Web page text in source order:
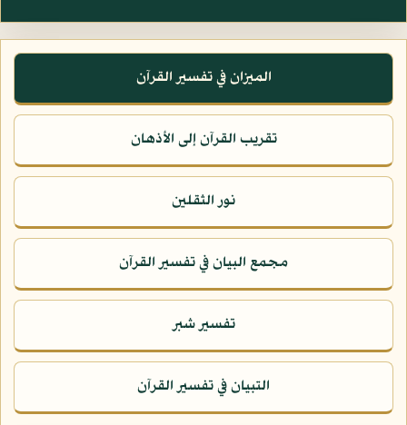
الميزان في تفسير القرآن
تقريب القرآن إلى الأذهان
نور الثقلين
مجمع البيان في تفسير القرآن
تفسير شبر
التبيان في تفسير القرآن